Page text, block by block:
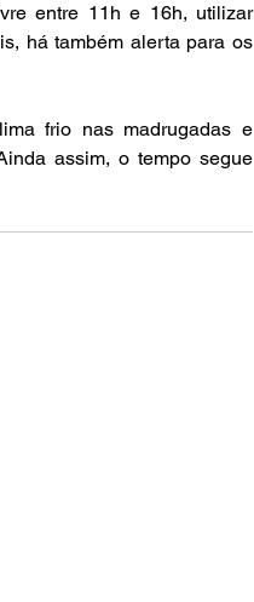
entre 11h e 16h, utilizar
há também alerta para os
frio nas madrugadas e
assim, o tempo segue